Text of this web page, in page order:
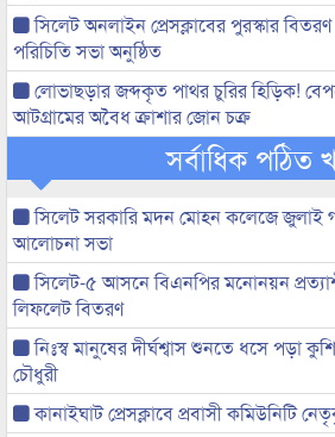
সিলেট অনলাইন প্রেসক্লাবের পুরস্কার
পরিচিতি সভা অনুষ্ঠিত
লোভাছড়ার জব্দকৃত পাথর চুরির হিড়িক!
আটগ্রামের অবৈধ ক্রাশার জোন চক্র
সর্বাধিক পঠিত
সিলেট সরকারি মদন মোহন কলেজে জুলাই
আলোচনা সভা
সিলেট-৫ আসনে বিএনপির মনোনয়ন
লিফলেট বিতরণ
নিঃস্ব মানুষের দীর্ঘশ্বাস শুনতে ধসে পড়া
চৌধুরী
কানাইঘাট প্রেসক্লাবে প্রবাসী কমিউনিটি